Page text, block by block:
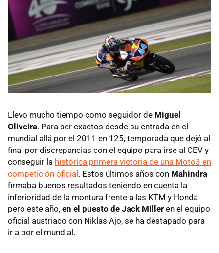
Llevo mucho tiempo como seguidor de Miguel
Oliveira. Para ser exactos desde su entrada en el
mundial allá por el 2011 en 125, temporada que dejó al
final por discrepancias con el equipo para irse al CEV y
conseguir la histórica primera victoria de una Moto3 en
competición oficial. Estos últimos años con Mahindra
firmaba buenos resultados teniendo en cuenta la
inferioridad de la montura frente a las KTM y Honda
pero este año, en el puesto de Jack Miller en el equipo
oficial austriaco con Niklas Ajo, se ha destapado para
ir a por el mundial.